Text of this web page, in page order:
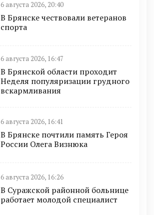
6 августа 2026, 20:40
В Брянске чествовали ветеранов
спорта
6 августа 2026, 16:47
В Брянской области проходит
Неделя популяризации грудного
вскармливания
6 августа 2026, 16:41
В Брянске почтили память Героя
России Олега Визнюка
6 августа 2026, 16:26
В Суражской районной больнице
работает молодой специалист